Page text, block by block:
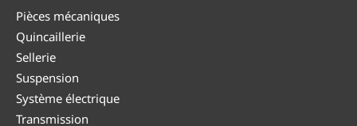
Pièces mécaniques
Quincaillerie
Sellerie
Suspension
Système électrique
Transmission